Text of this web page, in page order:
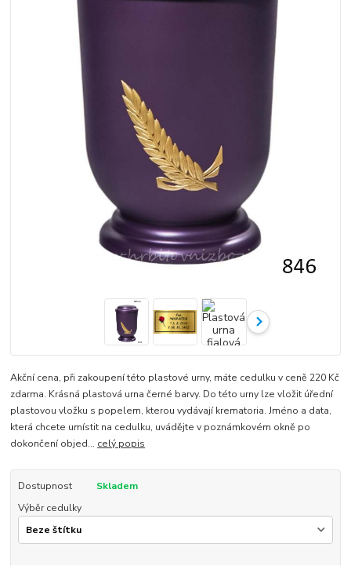
Akční cena, při zakoupení této plastové urny, máte cedulku v ceně 220 Kč
zdarma. Krásná plastová urna černé barvy. Do této urny lze vložit úřední
plastovou vložku s popelem, kterou vydávají krematoria. Jméno a data,
která chcete umístit na cedulku, uvádějte v poznámkovém okně po
dokončení objed... celý popis
Dostupnost
Skladem
Výběr cedulky